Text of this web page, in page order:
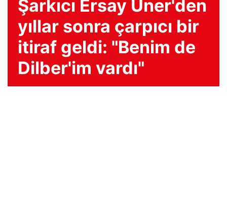
Şarkıcı Ersay Üner'den
yıllar sonra çarpıcı bir
itiraf geldi: "Benim de
Dilber'im vardı"